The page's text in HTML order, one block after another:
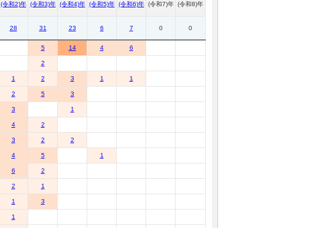
(令和2)年 (令和3)年 (令和4)年 (令和5)年 (令和6)年 (令和7)年 (令和8)年
28 31 23 6 7 0 0
5 14 4 6
2
1 2 3 1 1
2 5 3
3 1
4 2
3 2 2
4 5 1
6 2
2 1
1 3
1